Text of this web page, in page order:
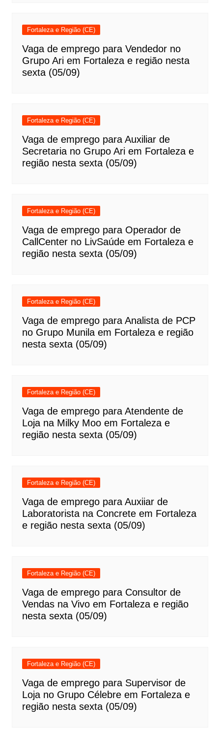
Fortaleza e Região (CE)
Vaga de emprego para Vendedor no
Grupo Ari em Fortaleza e região nesta
sexta (05/09)
Fortaleza e Região (CE)
Vaga de emprego para Auxiliar de
Secretaria no Grupo Ari em Fortaleza e
região nesta sexta (05/09)
Fortaleza e Região (CE)
Vaga de emprego para Operador de
CallCenter no LivSaúde em Fortaleza e
região nesta sexta (05/09)
Fortaleza e Região (CE)
Vaga de emprego para Analista de PCP
no Grupo Munila em Fortaleza e região
nesta sexta (05/09)
Fortaleza e Região (CE)
Vaga de emprego para Atendente de
Loja na Milky Moo em Fortaleza e
região nesta sexta (05/09)
Fortaleza e Região (CE)
Vaga de emprego para Auxiiar de
Laboratorista na Concrete em Fortaleza
e região nesta sexta (05/09)
Fortaleza e Região (CE)
Vaga de emprego para Consultor de
Vendas na Vivo em Fortaleza e região
nesta sexta (05/09)
Fortaleza e Região (CE)
Vaga de emprego para Supervisor de
Loja no Grupo Célebre em Fortaleza e
região nesta sexta (05/09)